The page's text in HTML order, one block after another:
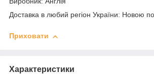
Доставка в любий регіон України: Новою
Приховати
Характеристики